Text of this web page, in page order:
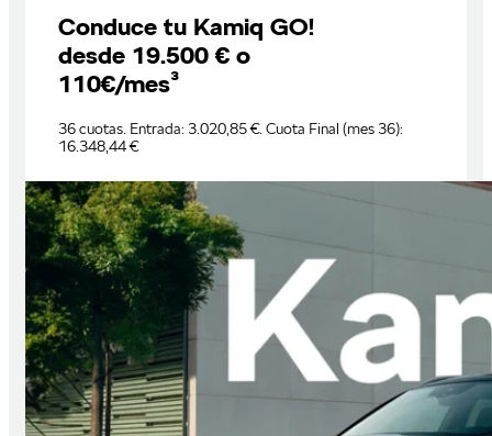
Conduce tu Kamiq GO!
desde 19.500 € o
110€/mes³
36 cuotas. Entrada: 3.020,85 €. Cuota Final (mes 36):
16.348,44 €